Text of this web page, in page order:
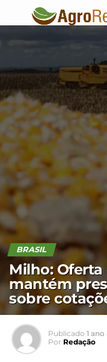
BRASIL
Milho: Oferta
mantém
sobre
Publicado 1 ano
Por Redação